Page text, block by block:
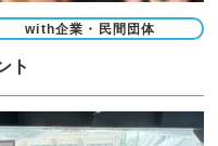
with企業・民間団体
ト